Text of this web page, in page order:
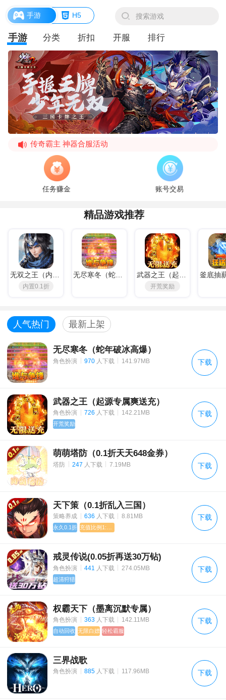
手游 H5
手游 分类 折扣 开服 排行
传奇霸主 神器合服活动
《原始传奇》4月12日 更新公告
《原始传奇》6月18日 维护公告
《原始传奇》6月18日 更新公告
教主之家（GM版）福利介绍
《王城无双》试玩转游活动
《乱石迷阵（共享充值版）》充值活动
半熟英雄（天天刷充值）上线福利
动态开服公告
战斗增益系统
PVE玩法指南（二）
《猎魂觉醒》7月29日更新公告
《梦幻西游》2021年7月28日更新公告
《吞星》 停运公告
剑弑天下 本周合服方案初版如下
《九州觅仙录》明日合服终版
传奇霸主 开服活动
任务赚金 账号交易
精品游戏推荐
内置0.1折 开荒奖励
人气热门 最新上架
无尽寒冬（蛇年破冰高爆）
角色扮演 970 人下载 141.97MB 下载
武器之王（起源专属爽送充）
角色扮演 | 726 人下载 | 142.21MB
开荒奖励
下载
萌萌塔防（0.1折天天648金券）
塔防 247 人下载 7.19MB 下载
天下策（0.1折乱入三国）
策略养成 | 636 人下载 | 8.81MB
永久0.1折
下载
戒灵传说(0.05折再送30万钻)
角色扮演 441 人下载 274.05MB
超清狩猎
下载
权霸天下（墨离沉默专属）
角色扮演 | 363 人下载 | 142.11MB
自动回收 无限白嫖 轻松霸服
下载
三界战歌
角色扮演 885 人下载 117.96MB 下载